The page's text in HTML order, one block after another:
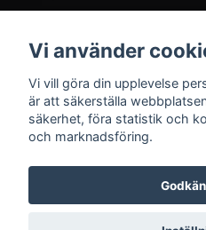
Läs mer
Sociala medier
© 2026
Vi använder
Vi vill göra din upplevelse
är att säkerställa
säkerhet, föra statistik och
och marknadsföring.